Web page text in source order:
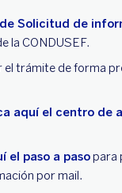
Solicitud de
la CONDUSEF.
el trámite de forma
aquí el centro de
el paso a pasopara
por mail.